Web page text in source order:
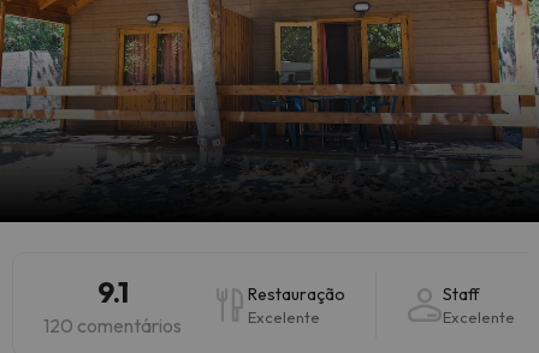
9.1
120 comentários
Restauração
Excelente
Staff
Excelente